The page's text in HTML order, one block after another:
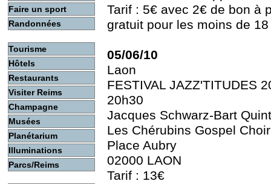
Faire un sport
Randonnées
Tourisme
Hôtels
Restaurants
Visiter Reims
Champagne
Musées
Planétarium
Illuminations
Parcs/Reims
Tarif : 5€ avec 2€ de bon à
gratuit pour les moins de
05/06/10
Laon
FESTIVAL JAZZ'TITUDES
20h30
Jacques Schwarz-Bart
Les Chérubins Gospel
Place Aubry
02000 LAON
Tarif : 13€